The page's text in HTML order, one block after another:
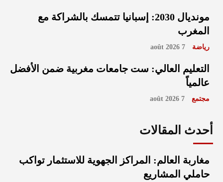
مونديال 2030: إسبانيا تتمسك بالشراكة مع
المغرب
رياضة 7 août 2026
التعليم العالي: ست جامعات مغربية ضمن الأفضل
عالمياً
مجتمع 7 août 2026
أحدث المقالات
مغاربة العالم: المراكز الجهوية للاستثمار تواكب
حاملي المشاريع